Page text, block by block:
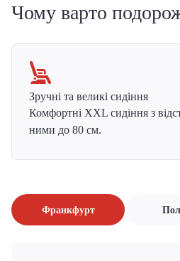
Чому варто
Зручні та великі сидіння
Комфортні XXL сидіння з
ними до 80 см.
Франкфурт